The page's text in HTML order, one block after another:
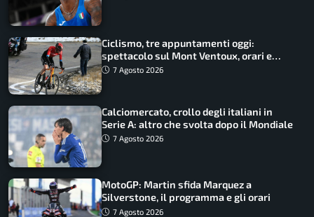
Ciclismo, tre appuntamenti oggi:
spettacolo sul Mont Ventoux, orari e
come vederli
7 Agosto 2026
Calciomercato, crollo degli italiani in
Serie A: altro che svolta dopo il Mondiale
7 Agosto 2026
MotoGP: Martin sfida Marquez a
Silverstone, il programma e gli orari
7 Agosto 2026